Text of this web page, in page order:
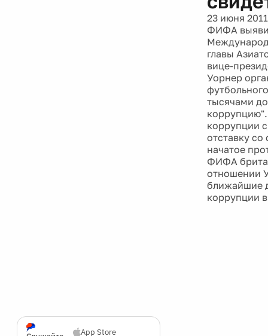
App Store
23 июня 2011
ФИФА
главы
вице-
Уорнер
тысячами
коррупции
отставку со
начатое
ФИФА
отношении
ближайшие
коррупции